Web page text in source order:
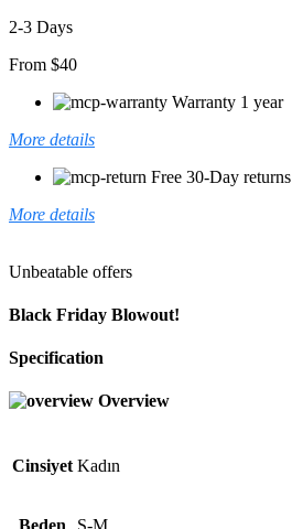
2-3 Days
From $40
Warranty 1 year
More details
Free 30-Day returns
More details
Unbeatable offers
Black Friday Blowout!
Specification
Overview
Cinsiyet Kadın
Beden S-M